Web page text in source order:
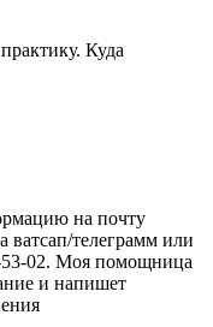
Куда
на почту
ватсап/телеграмм или
53-02. Моя помощница
и напишет